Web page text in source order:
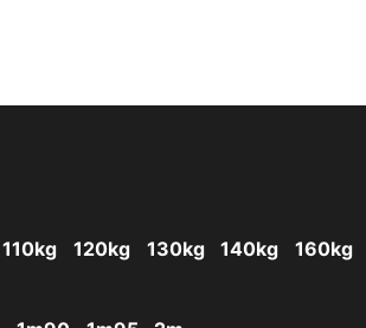
110kg 120kg 130kg 140kg 160kg